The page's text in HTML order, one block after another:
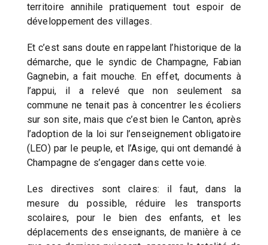
territoire annihile pratiquement tout espoir de
développement des villages.
Et c’est sans doute en rappelant l’historique de la
démarche, que le syndic de Champagne, Fabian
Gagnebin, a fait mouche. En effet, documents à
l’appui, il a relevé que non seulement sa
commune ne tenait pas à concentrer les écoliers
sur son site, mais que c’est bien le Canton, après
l’adoption de la loi sur l’enseignement obligatoire
(LEO) par le peuple, et l’Asige, qui ont demandé à
Champagne de s’engager dans cette voie.
Les directives sont claires: il faut, dans la
mesure du possible, réduire les transports
scolaires, pour le bien des enfants, et les
déplacements des enseignants, de manière à ce